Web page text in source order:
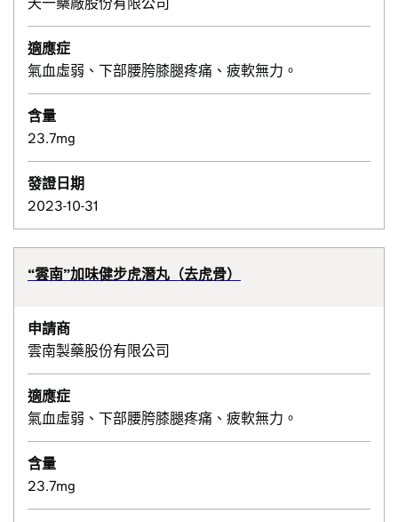
適應症
氣血虛弱、下部腰胯膝腿疼痛、疲軟無力。
含量
23.7mg
發證日期
2023-10-31
“雲南”加味健步虎潛丸（去虎骨）
申請商
雲南製藥股份有限公司
適應症
氣血虛弱、下部腰胯膝腿疼痛、疲軟無力。
含量
23.7mg